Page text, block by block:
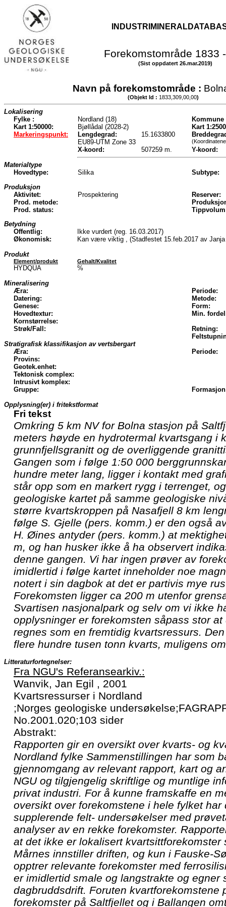
Forekomstområde 1833
(Sist oppdatert 26.mar.2019)
Navn på forekomstområde :
(Objekt Id : 1833,309,00,00)
Lokalisering
Fylke :
Nordland (18)
Kommune
Kart 1:50000:
Bjøllådal (2028-2)
Kart
Markeringspunkt:
Lengdegrad: 15.1633800
EU89-UTM Zone 33
X-koord: 507259 m.
Y-koord:
Materialtype
Hovedtype:
Silika
Subtype:
Produksjon
Aktivitet:
Prospektering
Reserver:
Prod. metode:
Prod. status:
Betydning
Offentlig:
Ikke vurdert (reg. 16.03.2017)
Økonomisk:
Kan være viktig , (Stadfestet 15.feb.2017 av
Produkt
Element/produkt Gehalt/Kvalitet
HYDQUA
%
Mineralisering
Æra:
Periode:
Datering:
Metode:
Genese:
Form:
Hovedtextur:
Min.
Kornstørrelse:
Strøk/Fall:
Retning:
Stratigrafisk klassifikasjon av vertsbergart
Æra:
Periode:
Provins:
Geotek.enhet:
Tektonisk complex:
Intrusivt komplex:
Gruppe:
Opplysning(er) i fritekstformat
Fri tekst
Omkring 5 km NV for Bolna stasjon på
meters høyde en hydrotermal kvartsgang i
grunnfjellsgranitt og de overliggende
Gangen som i følge 1:50 000
hundre meter lang, ligger i kontakt med
står opp som en markert rygg i terrenget,
geologiske kartet på samme geologiske
større kvartskroppen på Nasafjell 8 km
følge S. Gjelle (pers. komm.) er den også
H. Øines antyder (pers. komm.) at
m, og han husker ikke å ha observert
denne gangen. Vi har ingen prøver av
imidlertid i følge kartet inneholder noe
notert i sin dagbok at det er partivis mye
Forekomsten ligger ca 200 m utenfor
Svartisen nasjonalpark og selv om vi ikke
opplysninger er forekomsten såpass stor
regnes som en fremtidig kvartsressurs.
flere hundre tusen tonn kvarts, muligens
Litteraturfortegnelser:
Fra NGU's Referansearkiv.:
Wanvik, Jan Egil , 2001
Kvartsressurser i Nordland
;Norges geologiske
No.2001.020;103 sider
Abstrakt:
Rapporten gir en oversikt over kvarts- og
Nordland fylke Sammenstillingen har som
gjennomgang av relevant rapport, kart og
NGU og tilgjengelig skriftlige og muntlige
privat industri. For å kunne framskaffe en
oversikt over forekomstene i hele fylket har
supplerende felt- undersøkelser med
analyser av en rekke forekomster.
at det ikke er lokalisert kvartsittforekomster
Mårnes innstiller driften, og kun i Fauske-
opptrer relevante forekomster med
er imidlertid smale og langstrakte og egner
dagbruddsdrift. Foruten kvartforekomstene
forekomster på Saltfjellet og i Ballangen